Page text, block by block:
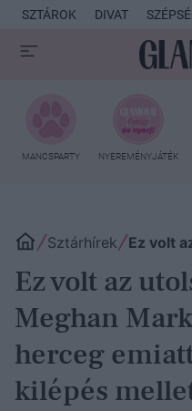
SZTÁROK DIVAT
MANCSPARTY NYEREMÉNYJÁTÉK
Sztárhírek Ez volt
Ez volt az
Meghan
herceg
kilépés